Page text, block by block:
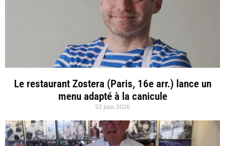
Le restaurant Zostera (Paris, 16e arr.) lance un
menu adapté à la canicule
22 juin 2026